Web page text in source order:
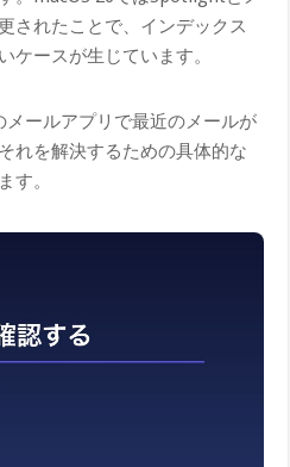
されたことで、インデックス
ケースが生じています。
メールアプリで最近のメールが
れを解決するための具体的な
す。